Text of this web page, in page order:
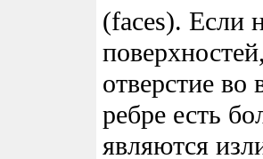
(faces). Если
отверстие
ребре есть
являются